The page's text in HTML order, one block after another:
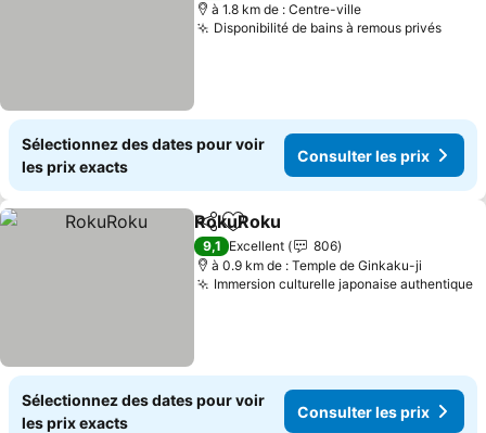
à 1.8 km de : Centre-ville
Disponibilité de bains à remous privés
Sélectionnez des dates pour voir
les prix exacts
Consulter les prix
PartagerAjouter à mes favoris
RokuRoku
9,1 Excellent
806
à 0.9 km de : Temple de Ginkaku-ji
Immersion culturelle japonaise authentique
Sélectionnez des dates pour voir
les prix exacts
Consulter les prix